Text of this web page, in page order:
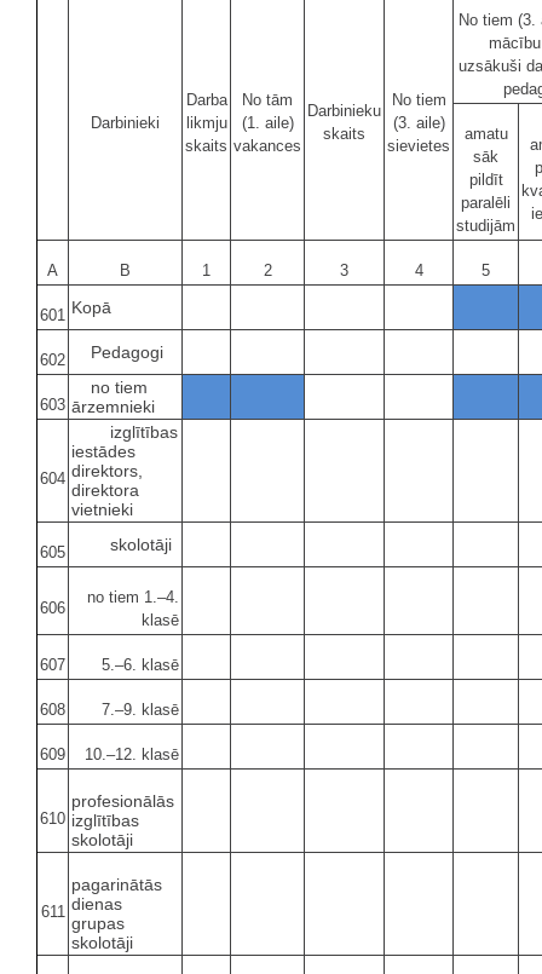
Darbinieki
Darba
likmju
skaits
No tām
(1. aile)
vakances
Darbinieku
skaits
No tiem
(3. aile)
sievietes
No tiem (3.
uzsākuši
amatu
sāk
pildīt
paralēli
studijām
A B 1 2 3 4 5
601 Kopā
602 Pedagogi
603
no tiem
ārzemnieki
604
izglītības
iestādes
direktors,
direktora
vietnieki
605 skolotāji
606
no tiem 1.–4.
klasē
607 5.–6. klasē
608 7.–9. klasē
609 10.–12. klasē
610
profesionālās
izglītības
skolotāji
611
pagarinātās
dienas
grupas
skolotāji